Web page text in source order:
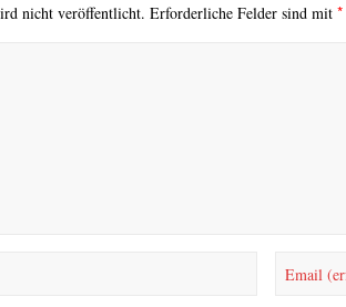
nicht veröffentlicht. Erforderliche Felder sind mit *